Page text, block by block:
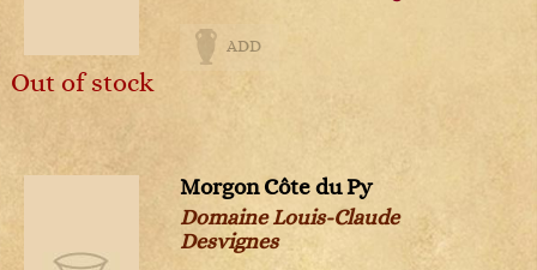
Out of stock
ADD
Morgon Côte du Py
Domaine Louis-Claude
Desvignes